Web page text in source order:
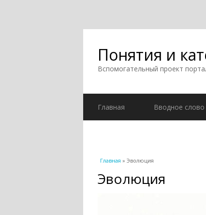
Понятия и
Вспомогательный проект
Главная Вводное слово
Вы здесь
Главная » Эволюция
Эволюция